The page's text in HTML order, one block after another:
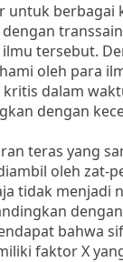
untuk berbagai
tersebut.
oleh para
dalam
dengan
teras yang
oleh zat-
tidak menjadi
bahwa
faktor X